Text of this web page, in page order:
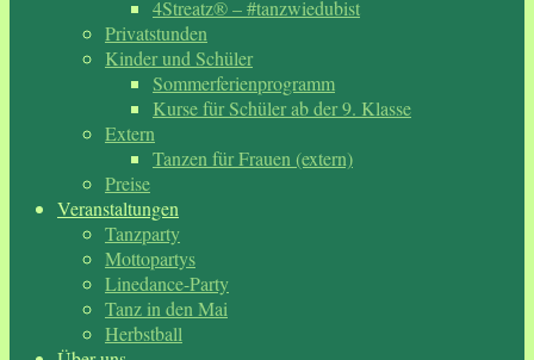
4Streatz® – #tanzwiedubist
Privatstunden
Kinder und Schüler
Sommerferienprogramm
Kurse für Schüler ab der 9. Klasse
Extern
Tanzen für Frauen (extern)
Preise
Veranstaltungen
Tanzparty
Mottopartys
Linedance-Party
Tanz in den Mai
Herbstball